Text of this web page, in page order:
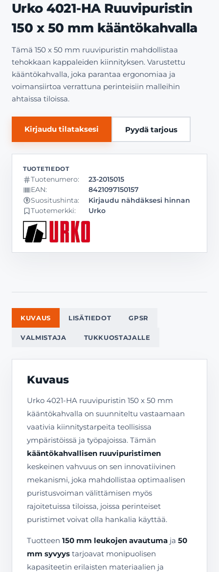
Urko 4021-HA Ruuvipuristin
150 x 50 mm kääntökahvalla
Tämä 150 x 50 mm ruuvipuristin mahdollistaa
tehokkaan kappaleiden kiinnityksen. Varustettu
kääntökahvalla, joka parantaa ergonomiaa ja
voimansiirtoa verrattuna perinteisiin malleihin
ahtaissa tiloissa.
Kirjaudu tilataksesi Pyydä tarjous
Tuotenumero:
23-2015015
EAN:
8421097150157
Suositushinta:
Kirjaudu nähdäksesi hinnan
Tuotemerkki: Urko
KUVAUS LISÄTIEDOT GPSR
VALMISTAJA TUKKUOSTAJALLE
Kuvaus
Urko 4021-HA ruuvipuristin 150 x 50 mm
kääntökahvalla on suunniteltu vastaamaan
vaativia kiinnitystarpeita teollisissa
ympäristöissä ja työpajoissa. Tämän
kääntökahvallisen ruuvipuristimen
keskeinen vahvuus on sen innovatiivinen
mekanismi, joka mahdollistaa optimaalisen
puristusvoiman välittämisen myös
rajoitetuissa tiloissa, joissa perinteiset
puristimet voivat olla hankalia käyttää.
Tuotteen 150 mm leukojen avautuma ja 50
mm syvyys tarjoavat monipuolisen
kapasiteetin erilaisten materiaalien ja